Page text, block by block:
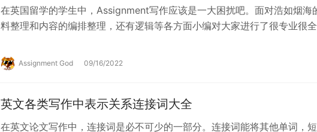
在英国留学的学生中，Assignment写作应该是一大困扰吧。面对浩如烟海
料整理和内容的编排整理，还有逻辑等各方面小编对大家进行了很专业很
Assignment God 09/16/2022
英文各类写作中表示关系连接词大全
在英文论文写作中，连接词是必不可少的一部分。连接词能将其他单词，